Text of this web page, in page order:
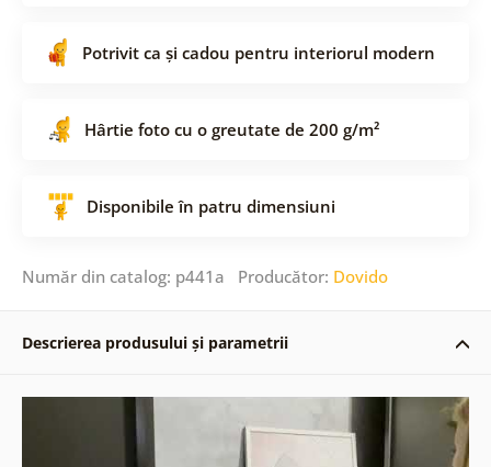
Potrivit ca și cadou pentru interiorul modern
Hârtie foto cu o greutate de 200 g/m²
Disponibile în patru dimensiuni
Număr din catalog: p441a Producător: Dovido
Descrierea produsului și parametrii